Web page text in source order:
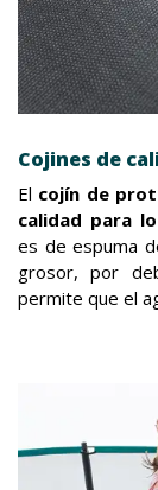
Cojines de
El cojín de
calidad para
es de espuma
grosor, por
permite que el